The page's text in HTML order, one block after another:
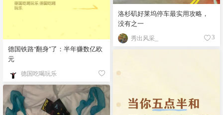
德国铁路“翻身”了：半年赚数亿欧
元
德国吃喝玩乐
洛杉矶好莱坞停车最实用攻略，
没有之一
秀出风采_ 3